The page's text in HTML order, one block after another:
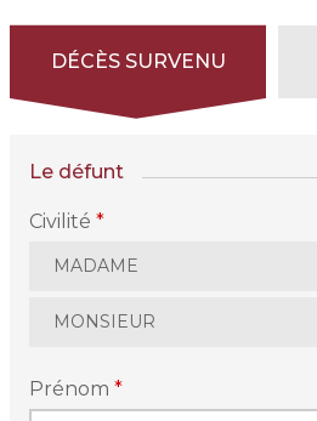
DÉCÈS SURVENU
Le défunt
Civilité*
MADAME
MONSIEUR
Prénom*